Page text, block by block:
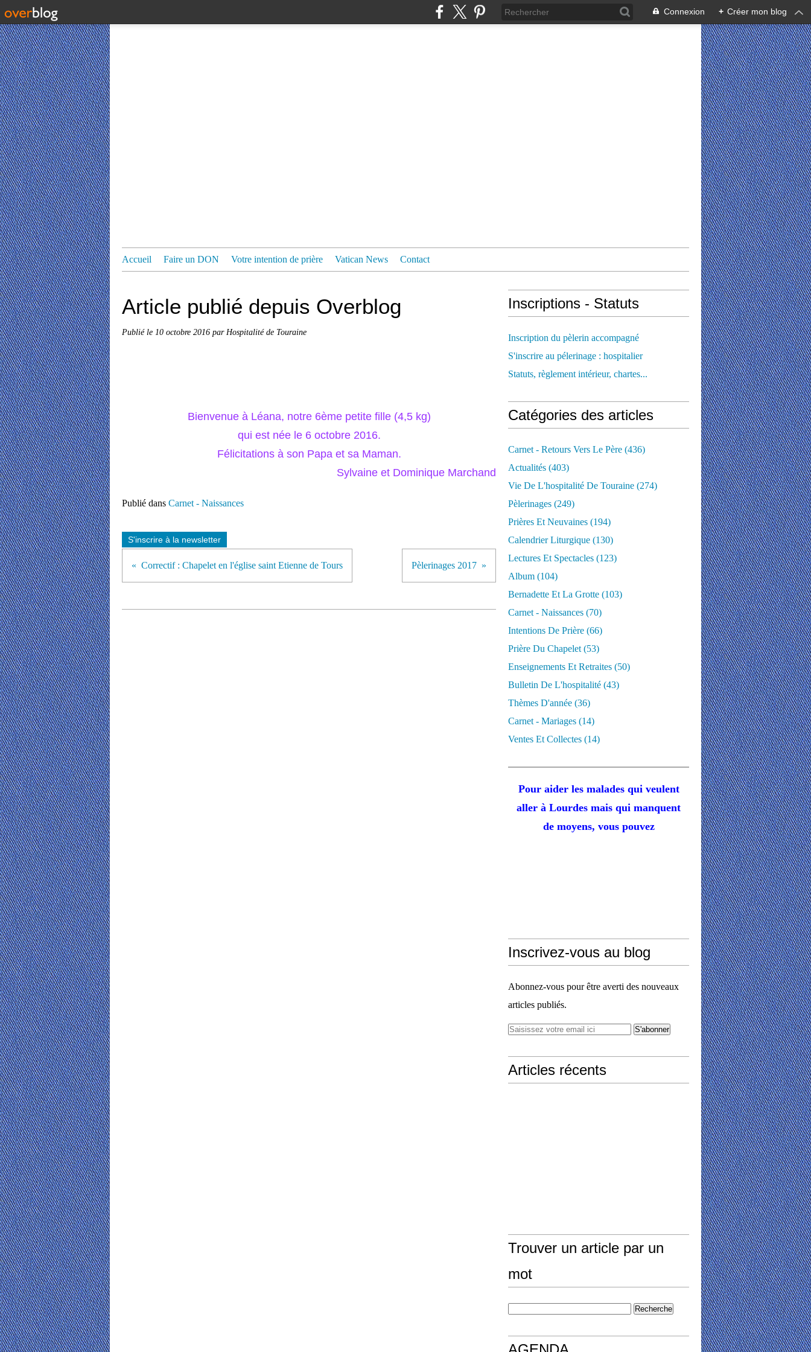
Connexion + Créer mon blog
Accueil Faire un DON Votre intention de prière Vatican News Contact
Article publié depuis Overblog
Publié le 10 octobre 2016 par Hospitalité de Touraine
Bienvenue à Léana, notre 6ème petite fille (4,5 kg)
qui est née le 6 octobre 2016.
Félicitations à son Papa et sa Maman.
Sylvaine et Dominique Marchand
Publié dans Carnet - Naissances
S'inscrire à la newsletter
Correctif : Chapelet en l'église saint Etienne de Tours Pèlerinages 2017
Inscriptions - Statuts
Inscription du pèlerin accompagné
S'inscrire au pélerinage : hospitalier
Statuts, règlement intérieur, chartes...
Catégories des articles
Carnet - Retours Vers Le Père (436)
Actualités (403)
Vie De L'hospitalité De Touraine (274)
Pèlerinages (249)
Prières Et Neuvaines (194)
Calendrier Liturgique (130)
Lectures Et Spectacles (123)
Album (104)
Bernadette Et La Grotte (103)
Carnet - Naissances (70)
Intentions De Prière (66)
Prière Du Chapelet (53)
Enseignements Et Retraites (50)
Bulletin De L'hospitalité (43)
Thèmes D'année (36)
Carnet - Mariages (14)
Ventes Et Collectes (14)
Pour aider les malades qui veulent
aller à Lourdes mais qui manquent
de moyens, vous pouvez
Inscrivez-vous au blog
Abonnez-vous pour être averti des nouveaux
articles publiés.
Articles récents
Trouver un article par un
mot